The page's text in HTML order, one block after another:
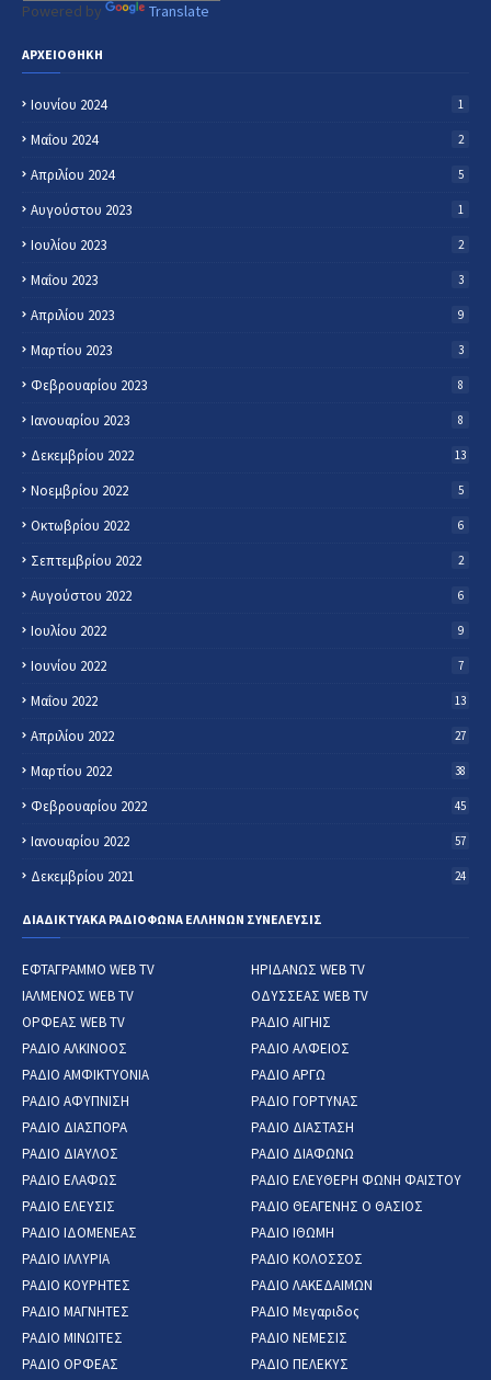
Powered by Translate
ΑΡΧΕΙΟΘΗΚΗ
Ιουνίου 2024 1
Μαΐου 2024 2
Απριλίου 2024 5
Αυγούστου 2023 1
Ιουλίου 2023 2
Μαΐου 2023 3
Απριλίου 2023 9
Μαρτίου 2023 3
Φεβρουαρίου 2023 8
Ιανουαρίου 2023 8
Δεκεμβρίου 2022 13
Νοεμβρίου 2022 5
Οκτωβρίου 2022 6
Σεπτεμβρίου 2022 2
Αυγούστου 2022 6
Ιουλίου 2022 9
Ιουνίου 2022 7
Μαΐου 2022 13
Απριλίου 2022 27
Μαρτίου 2022 38
Φεβρουαρίου 2022 45
Ιανουαρίου 2022 57
Δεκεμβρίου 2021 24
ΔΙΑΔΙΚΤΥΑΚΑ ΡΑΔΙΟΦΩΝΑ ΕΛΛΗΝΩΝ ΣΥΝΕΛΕΥΣΙΣ
ΕΦΤΑΓΡΑΜΜΟ WEB TV
ΗΡΙΔΑΝΩΣ WEB TV
ΙΑΛΜΕΝΟΣ WEB TV
ΟΔΥΣΣΕΑΣ WEB TV
ΟΡΦΕΑΣ WEB TV
ΡΑΔΙΟ ΑΙΓΗΙΣ
ΡΑΔΙΟ ΑΛΚΙΝΟΟΣ
ΡΑΔΙΟ ΑΛΦΕΙΟΣ
ΡΑΔΙΟ ΑΜΦΙΚΤΥΟΝΙΑ
ΡΑΔΙΟ ΑΡΓΩ
ΡΑΔΙΟ ΑΦΥΠΝΙΣΗ
ΡΑΔΙΟ ΓΟΡΤΥΝΑΣ
ΡΑΔΙΟ ΔΙΑΣΠΟΡΑ
ΡΑΔΙΟ ΔΙΑΣΤΑΣΗ
ΡΑΔΙΟ ΔΙΑΥΛΟΣ
ΡΑΔΙΟ ΔΙΑΦΩΝΩ
ΡΑΔΙΟ ΕΛΑΦΩΣ
ΡΑΔΙΟ ΕΛΕΥΘΕΡΗ ΦΩΝΗ ΦΑΙΣΤΟΥ
ΡΑΔΙΟ ΕΛΕΥΣΙΣ
ΡΑΔΙΟ ΘΕΑΓΕΝΗΣ Ο ΘΑΣΙΟΣ
ΡΑΔΙΟ ΙΔΟΜΕΝΕΑΣ
ΡΑΔΙΟ ΙΘΩΜΗ
ΡΑΔΙΟ ΙΛΛΥΡΙΑ
ΡΑΔΙΟ ΚΟΛΟΣΣΟΣ
ΡΑΔΙΟ ΚΟΥΡΗΤΕΣ
ΡΑΔΙΟ ΛΑΚΕΔΑΙΜΩΝ
ΡΑΔΙΟ ΜΑΓΝΗΤΕΣ
ΡΑΔΙΟ Μεγαριδος
ΡΑΔΙΟ ΜΙΝΩΙΤΕΣ
ΡΑΔΙΟ ΝΕΜΕΣΙΣ
ΡΑΔΙΟ ΟΡΦΕΑΣ
ΡΑΔΙΟ ΠΕΛΕΚΥΣ